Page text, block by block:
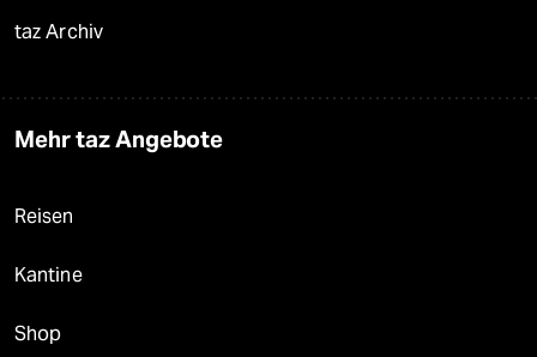
taz Archiv
Mehr taz Angebote
Reisen
Kantine
Shop